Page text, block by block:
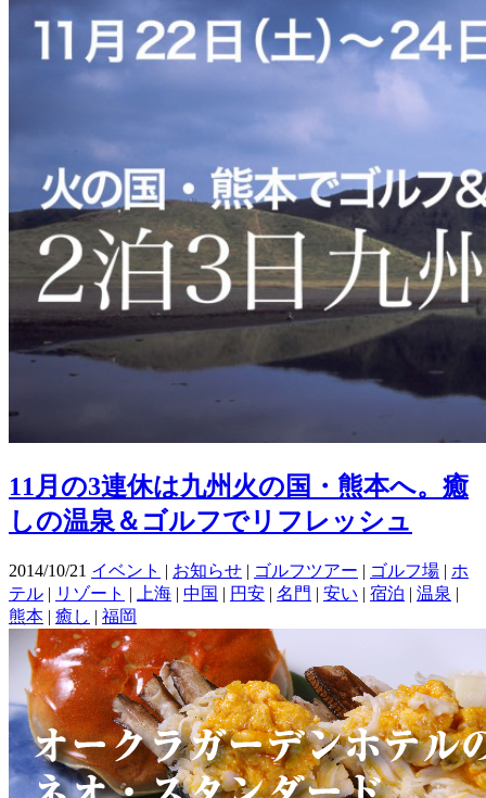
11月の3連休は九州火の国・熊本へ。癒
しの温泉＆ゴルフでリフレッシュ
2014/10/21 イベント | お知らせ | ゴルフツアー | ゴルフ場 | ホ
テル | リゾート | 上海 | 中国 | 円安 | 名門 | 安い | 宿泊 | 温泉 |
熊本 | 癒し | 福岡